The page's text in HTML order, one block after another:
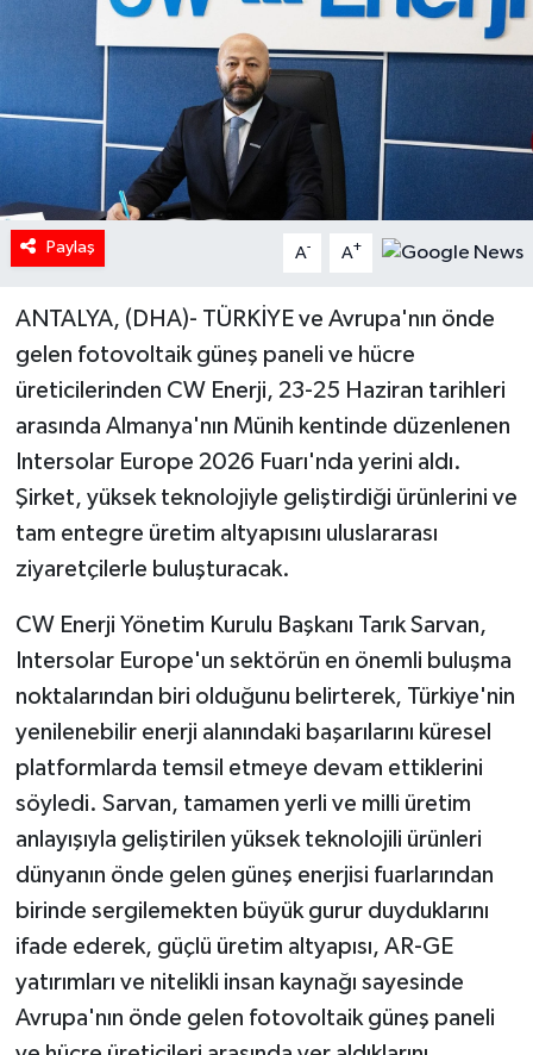
Paylaş A- A+
ANTALYA, (DHA)- TÜRKİYE ve Avrupa'nın önde
gelen fotovoltaik güneş paneli ve hücre
üreticilerinden CW Enerji, 23-25 Haziran tarihleri
arasında Almanya'nın Münih kentinde düzenlenen
Intersolar Europe 2026 Fuarı'nda yerini aldı.
Şirket, yüksek teknolojiyle geliştirdiği ürünlerini ve
tam entegre üretim altyapısını uluslararası
ziyaretçilerle buluşturacak.
CW Enerji Yönetim Kurulu Başkanı Tarık Sarvan,
Intersolar Europe'un sektörün en önemli buluşma
noktalarından biri olduğunu belirterek, Türkiye'nin
yenilenebilir enerji alanındaki başarılarını küresel
platformlarda temsil etmeye devam ettiklerini
söyledi. Sarvan, tamamen yerli ve milli üretim
anlayışıyla geliştirilen yüksek teknolojili ürünleri
dünyanın önde gelen güneş enerjisi fuarlarından
birinde sergilemekten büyük gurur duyduklarını
ifade ederek, güçlü üretim altyapısı, AR-GE
yatırımları ve nitelikli insan kaynağı sayesinde
Avrupa'nın önde gelen fotovoltaik güneş paneli